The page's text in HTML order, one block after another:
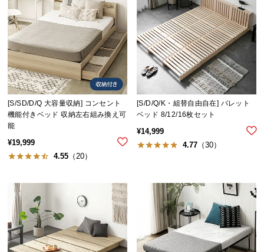
イ
ン
テ
リ
ア
テ
イ
ス
か
ら
イ
ン
[S/SD/D/Q 大容量収納] コンセント
機能付きベッド 収納左右組み換え可
能
¥19,999
4.55 （20）
[S/D/Q/K・組替自由自在] パレット
ベッド 8/12/16枚セット
¥14,999
4.77 （30）